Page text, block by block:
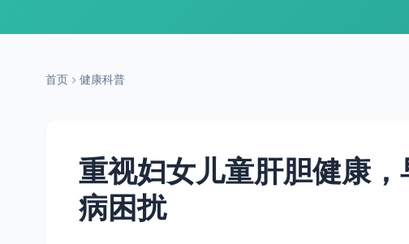
首页 健康科普
重视妇女儿童肝胆健康
病困扰